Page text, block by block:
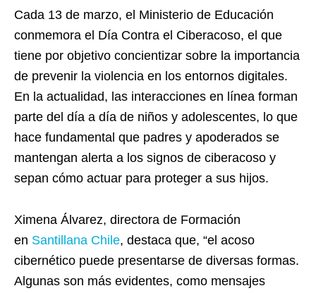
Cada 13 de marzo, el Ministerio de Educación
conmemora el Día Contra el Ciberacoso, el que
tiene por objetivo concientizar sobre la importancia
de prevenir la violencia en los entornos digitales.
En la actualidad, las interacciones en línea forman
parte del día a día de niños y adolescentes, lo que
hace fundamental que padres y apoderados se
mantengan alerta a los signos de ciberacoso y
sepan cómo actuar para proteger a sus hijos.
Ximena Álvarez, directora de Formación
en Santillana Chile, destaca que, “el acoso
cibernético puede presentarse de diversas formas.
Algunas son más evidentes, como mensajes